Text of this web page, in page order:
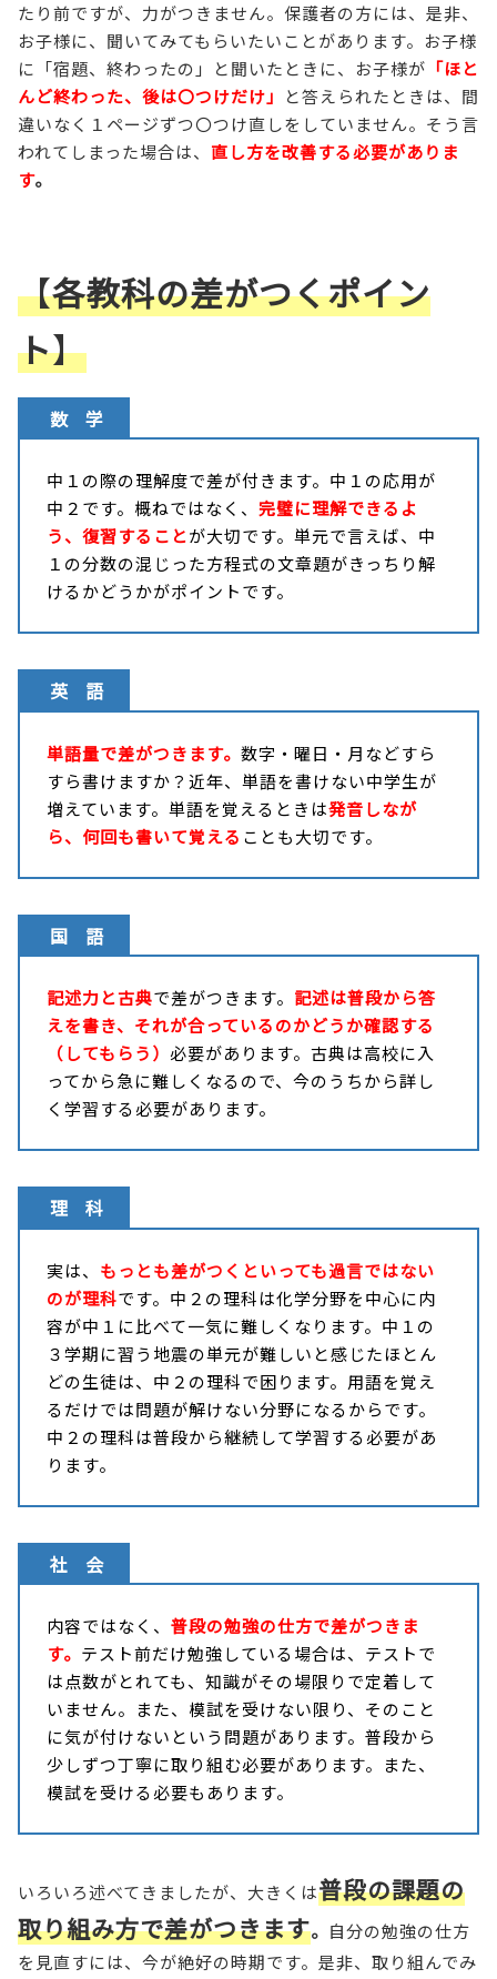
たり前ですが、力がつきません。保護者の方には、是非、
お子様に、聞いてみてもらいたいことがあります。お子様
に「宿題、終わったの」と聞いたときに、お子様が 「ほと
んど終わった、後は〇つけだけ」
と答えられたときは、間
違いなく１ページずつ〇つけ直しをしていません。そう言
われてしまった場合は、 直し方を改善する必要がありま
す。
【各教科の差がつくポイン
ト】
数 学
中１の際の理解度で差が付きます。中１の応用が
中２です。概ねではなく、 完璧に理解できるよ
う、復習することが大切です。単元で言えば、中
１の分数の混じった方程式の文章題がきっちり解
けるかどうかがポイントです。
英 語
単語量で差がつきます。 数字・曜日・月などすら
すら書けますか？近年、単語を書けない中学生が
増えています。単語を覚えるときは発音しなが
ら、何回も書いて覚える ことも大切です。
国 語
記述力と古典で差がつきます。 記述は普段から答
えを書き、それが合っているのかどうか確認する
（してもらう） 必要があります。古典は高校に入
ってから急に難しくなるので、今のうちから詳し
く学習する必要があります。
理 科
実は、 もっとも差がつくといっても過言ではない
のが理科です。中２の理科は化学分野を中心に内
容が中１に比べて一気に難しくなります。中１の
３学期に習う地震の単元が難しいと感じたほとん
どの生徒は、中２の理科で困ります。用語を覚え
るだけでは問題が解けない分野になるからです。
中２の理科は普段から継続して学習する必要があ
ります。
社 会
内容ではなく、 普段の勉強の仕方で差がつきま
す。 テスト前だけ勉強している場合は、テストで
は点数がとれても、知識がその場限りで定着して
いません。また、模試を受けない限り、そのこと
に気が付けないという問題があります。普段から
少しずつ丁寧に取り組む必要があります。また、
模試を受ける必要もあります。
いろいろ述べてきましたが、大きくは普段の課題の
取り組み方で差がつきます。 自分の勉強の仕方
を見直すには、今が絶好の時期です。是非、取り組んでみ